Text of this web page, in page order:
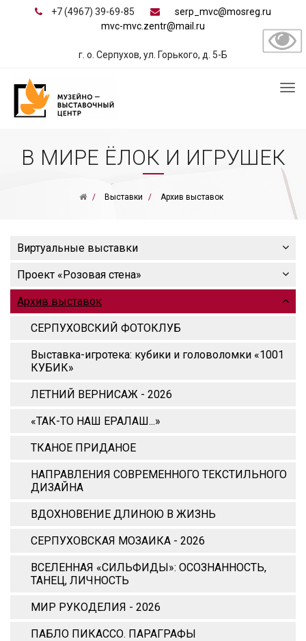
+7 (4967) 39-69-85
serp_mvc@mosreg.ru
mvc-mvc.zentr@mail.ru
г. о. Серпухов, ул. Горького, д. 5-Б
В МИРЕ ЁЛОК И ИГРУШЕК
Выставки Архив выставок
Виртуальные выставки
Проект «Розовая стена»
Архив выставок
СЕРПУХОВСКИЙ ФОТОКЛУБ
Выставка-игротека: кубики и головоломки «1001
КУБИК»
ЛЕТНИЙ ВЕРНИСАЖ - 2026
«ТАК-ТО НАШ ЕРАЛАШ...»
ТКАНОЕ ПРИДАНОЕ
НАПРАВЛЕНИЯ СОВРЕМЕННОГО ТЕКСТИЛЬНОГО
ДИЗАЙНА
ВДОХНОВЕНИЕ ДЛИНОЮ В ЖИЗНЬ
СЕРПУХОВСКАЯ МОЗАИКА - 2026
ВСЕЛЕННАЯ «СИЛЬФИДЫ»: ОСОЗНАННОСТЬ,
ТАНЕЦ, ЛИЧНОСТЬ
МИР РУКОДЕЛИЯ - 2026
ПАБЛО ПИКАССО. ПАРАГРАФЫ